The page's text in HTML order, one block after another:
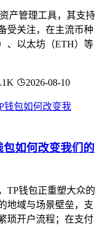
产管理工具，其支持
受关注，在主流币种
、以太坊（ETH）等
2026-08-10
如何改变我们的
TP钱包正重塑大众的
地域与场景壁垒，支
琐开户流程；在支付